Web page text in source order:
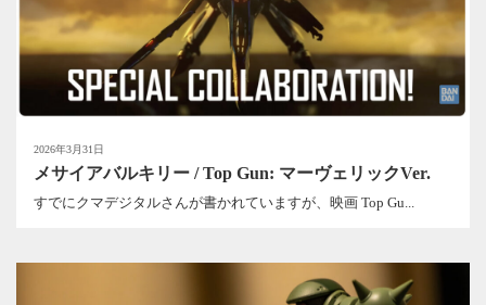
2026年3月31日
メサイアバルキリー / Top Gun: マーヴェリックVer.
すでにクマデジタルさんが書かれていますが、映画 Top Gu...